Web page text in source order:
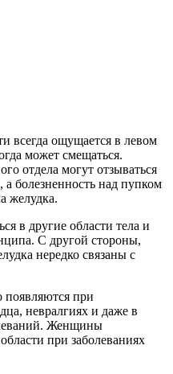
всегда ощущается в левом
может смещаться.
отдела могут отзываться
болезненность над пупком
желудка.
в другие области тела и
С другой стороны,
нередко связаны с
появляются при
невралгиях и даже в
Женщины
при заболеваниях